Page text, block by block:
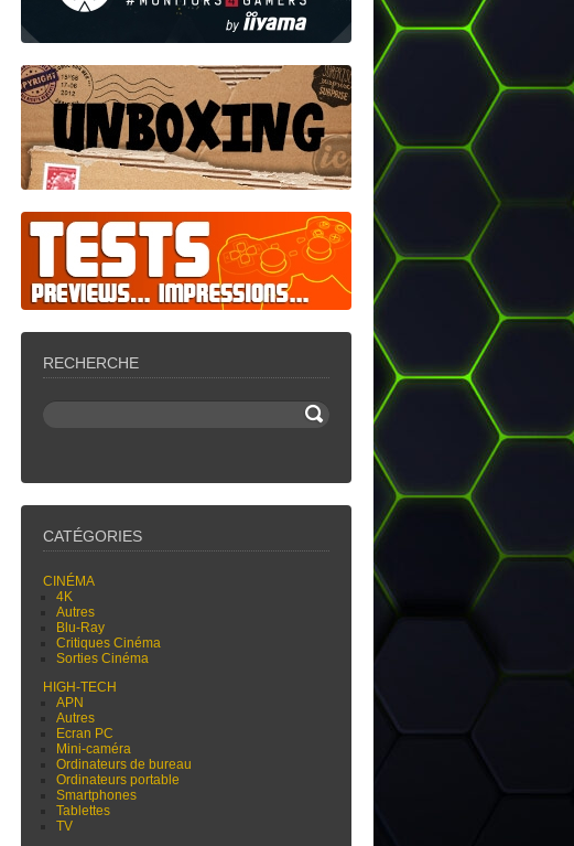
RECHERCHE
CATÉGORIES
CINÉMA
4K
Autres
Blu-Ray
Critiques Cinéma
Sorties Cinéma
HIGH-TECH
APN
Autres
Ecran PC
Mini-caméra
Ordinateurs de bureau
Ordinateurs portable
Smartphones
Tablettes
TV